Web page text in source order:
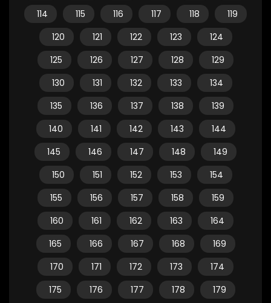
114
115 116 117 118
119
120
121 122 123
124
125
126 127 128
129
130
131 132 133
134
135
136 137 138
139
140
141 142 143
144
145
146 147 148
149
150
151 152 153
154
155
156 157 158
159
160
161 162 163
164
165
166 167 168
169
170
171 172 173
174
175
176 177 178
179